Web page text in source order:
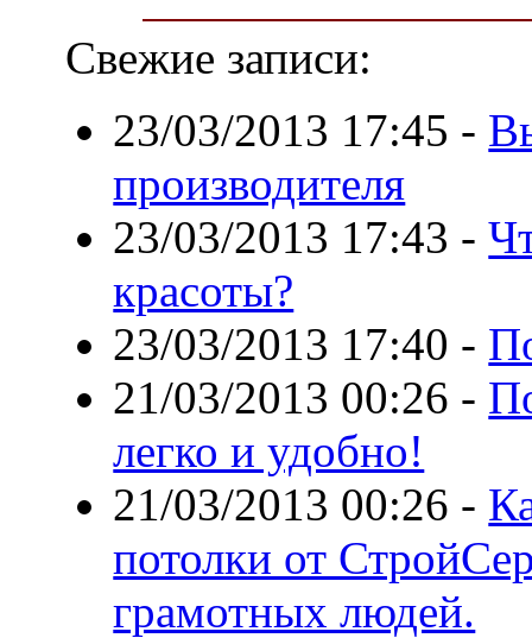
Свежие записи:
23/03/2013 17:45 -
производителя
23/03/2013 17:43 -
красоты?
23/03/2013 17:40 -
21/03/2013 00:26 -
легко и удобно!
21/03/2013 00:26 -
потолки от
грамотных людей.